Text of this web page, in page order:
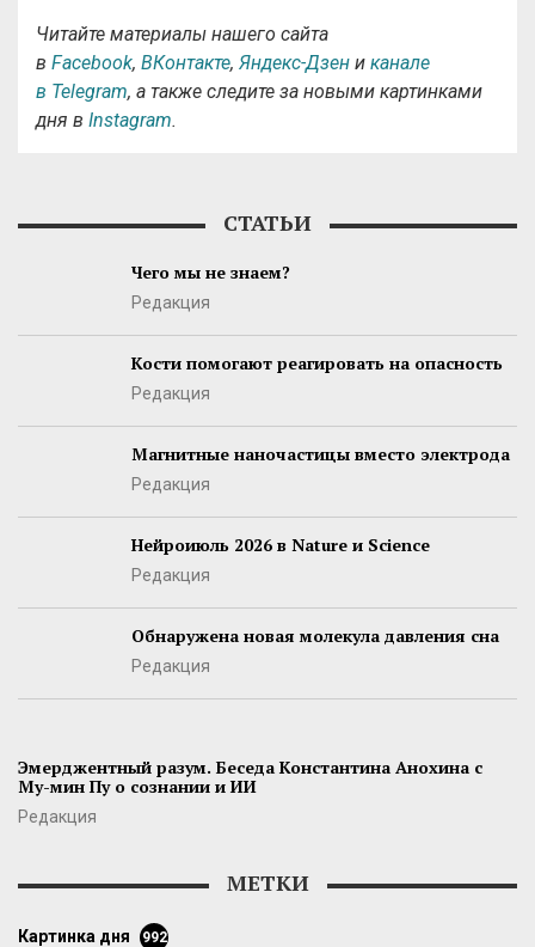
Читайте материалы нашего сайта
в Facebook, ВКонтакте, Яндекс-Дзен и канале
в Telegram, а также следите за новыми картинками
дня в Instagram.
СТАТЬИ
Чего мы не знаем?
Редакция
Кости помогают реагировать на опасность
Редакция
Магнитные наночастицы вместо электрода
Редакция
Нейроиюль 2026 в Nature и Science
Редакция
Обнаружена новая молекула давления сна
Редакция
Эмерджентный разум. Беседа Константина Анохина с
Му-мин Пу о сознании и ИИ
Редакция
МЕТКИ
картинка дня 992